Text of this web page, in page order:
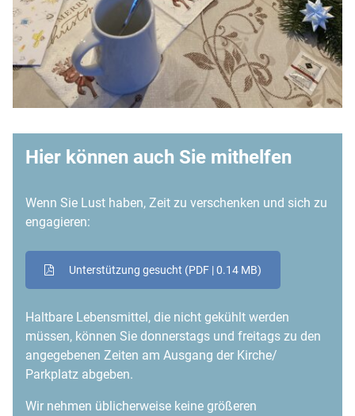
Hier können auch Sie mithelfen
Wenn Sie Lust haben, Zeit zu verschenken und sich zu
engagieren:
Unterstützung gesucht (PDF | 0.14 MB)
Haltbare Lebensmittel, die nicht gekühlt werden
müssen, können Sie donnerstags und freitags zu den
angegebenen Zeiten am Ausgang der Kirche/
Parkplatz abgeben.
Wir nehmen üblicherweise keine größeren